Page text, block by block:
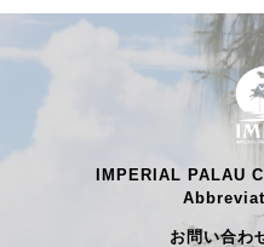
IMPERIAL PALAU
お問い合わ